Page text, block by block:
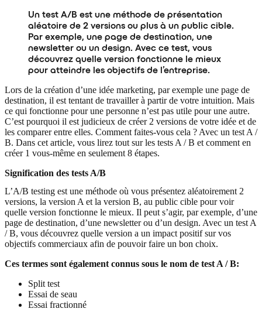
Un test A/B est une méthode de présentation
aléatoire de 2 versions ou plus à un public cible.
Par exemple, une page de destination, une
newsletter ou un design. Avec ce test, vous
découvrez quelle version fonctionne le mieux
pour atteindre les objectifs de l’entreprise.
Lors de la création d’une idée marketing, par exemple une page de
destination, il est tentant de travailler à partir de votre intuition. Mais
ce qui fonctionne pour une personne n’est pas utile pour une autre.
C’est pourquoi il est judicieux de créer 2 versions de votre idée et de
les comparer entre elles. Comment faites-vous cela ? Avec un test A /
B. Dans cet article, vous lirez tout sur les tests A / B et comment en
créer 1 vous-même en seulement 8 étapes.
Signification des tests A/B
L’A/B testing est une méthode où vous présentez aléatoirement 2
versions, la version A et la version B, au public cible pour voir
quelle version fonctionne le mieux. Il peut s’agir, par exemple, d’une
page de destination, d’une newsletter ou d’un design. Avec un test A
/ B, vous découvrez quelle version a un impact positif sur vos
objectifs commerciaux afin de pouvoir faire un bon choix.
Ces termes sont également connus sous le nom de test A / B:
Split test
Essai de seau
Essai fractionné